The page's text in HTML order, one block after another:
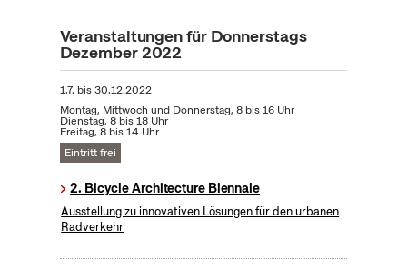
Veranstaltungen für Donnerstags
Dezember 2022
1.7. bis30.12.2022
Montag, Mittwoch und Donnerstag, 8 bis 16 Uhr
Dienstag, 8 bis 18 Uhr
Freitag, 8 bis 14 Uhr
Eintritt frei
2. Bicycle Architecture Biennale
Ausstellung zu innovativen Lösungen für den urbanen
Radverkehr